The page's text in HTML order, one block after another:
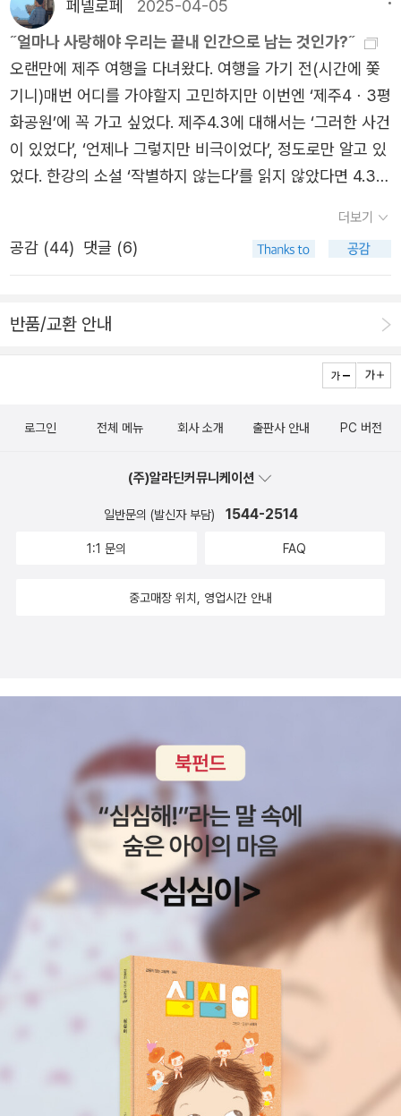
들이 어떻게 삶을 이어왔으며, 제주는 어떻게 복원되었는가
였다. 4․3이 하나의 사건이면서 3만 개의 사건이라고 불리
는 이유, 희생당한 사람과 살아남은 사람, 학살자와 누군가
를 살린 사람, 진상규명과 기억에 앞장선 사람…. 즉 ‘4·3과
사람들’로 저자의 관심이 넓고 깊어졌다. 3장에서는 4·3이
라는 가혹한 환경에 던져졌던 어린이들의 고난과 극복의 삶
을 저자의 가족사를 통해 그리고 있다. 8살과 5살이었던 어
수 있는 한 아이를 많이 낳아 든든한 공동체를 이루기로 다
짐했고, 그렇게 태어난 아이들은 ‘형제 책임주의’라는 가르
침대로 4․3의 폐허를 딛고 거친 세파에 맞서 똘똘 뭉쳐 성장
마나 무자비하게 악을 행할 수 있는지를 보여주는 사건이지
만 반대로 사람이 얼마나 정의롭고 용기 있는 결단을 내릴
수 있는지 증명해 주는 역사라고 저자는 말하고 있다. 그는
념화했다. 자신의 목숨을 걸고 무고한 사람들을 살린 의인
4․3이 우리에게 남긴 것: 평화·인권·정의·통일의 가치, 시민
성 확장과 회복적 정의 ‘4․3은 무엇일까’라는 의문에 서서히
이제 저자의 생각은 ‘4․3이 우리에게 남긴 것은 무엇일까’라
하고 있다. 첫째, 4·3은 어떤 목적으로든 국가폭력은 용납될
수 없다는 것을 증명하는 평화의 교재다. 둘째, 사람의 목숨
은 이 세상 무엇과도 바꿀 수 없는 소중한 것이고 삶은 어떤
상황에서도 절대로 훼손돼선 안 되는 것임을 보여주는 인권
의 교재다. 셋째, 정의가 망각될 때 한 사회가 어떻게 망가지
고 삶이 유린되는지 보여주는 정의의 교재다. 특히 4․3은 분
단과 냉전이라는 역사의 소용돌이 속에서 수많은 제주도민
의 목숨을 앗아 간 한국현대사의 참극이지만, 이제는 역사의
상처를 교훈 삼아 평화와 인권이라는 인류 보편의 가치, 그
리고 통일이라는 우리 시대의 과제를 일깨워 주는 상징이 되
고 있다고 저자는 강조한다. 더불어 저자는 4·3의 교훈이 시
민성을 확장하고 회복적 정의로 나아가게 하는 원동력이라
고 말한다. 시민성은 앞서 언급한 ‘선의 시민성’을 포함해 세
계시민성을 뜻한다. ‘세계시민’이란 나와 다른 문화와 배경을
고 가셨다. 그리고 그때 나보다 놀란 사람들은 같이 제주에
오셨던 통역 선생님들이였다.두분은 나의 오랜 지인들로 세
계시민교육에 대해 오랫동안 스터디를 해온 모임의 멤버였
다.다시 두분을 서울에서 뵈었을 때, 두분은 준비를 못하고
제주 4.3 을 마주하게 되어 감정을 주체할 수가 없었다고 한
다.다른 나라 사람덕분에 4.3유직지를 가보게 되었다는 자
괴감...정작 제주 4.3에 관심을 갖지 못했다는 죄책감...그리
게 우리 모임은 제주 4.3에 대해 공부하고, 제주로 직접 답
이책이였다.가장 큰 이유는 일단 책이 잘 읽혔기 떄문이였
열해 놓은 경우가 많았다.아니면 어떤 면에서는 감정의 과잉
이 되어 솔직히 읽기가 힘든 책들도 있었다. 그렇지만, 이 책
은 저자의 어린 시절 경험과 여러번 크로스체크된 사실을 바
서 다가왔기 때문에 읽기가 편했다.그것은 저자가 그 만큼
가장 효율적일지를 치열하게 고민한 결과를 바탕으로 쓰여
진 글이라 가능한 일이다.그래서 제주 4.3을 잘아는 사람들
제주 4.3을 발견하면서 읽을 수 있었다. 그리고 그보다 더
우리는 4.3이라는 과거와 어떤 대화를 할 수 있을까?그에
대해 이책은 공동체의 회복과 시민성, 그리고 회복적 정의를
이야기한다.이는 여러 4.3을 다룬 책 중에서 이책만이 줄 수
있는 새로운 관점이다. '4.3은 삼만명이 죽은 하나의 사건이
아니라 삼만명에 대한 삼만개의 사건이다'라고 추천사를 쓰
신 현기영 선생님의 말씀처럼저자는 본인의 가족들을 비롯
해 제주에 살았던 사람들의 이야기를 통해 어떻게 살아남았
는지, 그리고 살아남은 제주 사람들이 어떻게 상처위에 공동
체를 세웠는지를 보여주었다.그리고 그 공동체는 기어이 국
가 폭력으로부터 사과와 특별법 제정이라는 구체적인 결과
를 이끌어 냈고, 그래서 제주4.3 회복적 정의의 모범이 될
수 있다고 의미를 부여한다. 비극이 비극에서 멈춰 서 있게
하는 것이 아니라 비슷한 종류의 비극들에게도 어떻게 해결
할 수 있는지를, '상처입은 치유자'의 모습으로 보여줄 수 있
페넬로페 2025-04-05
˝얼마나 사랑해야 우리는 끝내 인간으로 남는 것인가?˝
오랜만에 제주 여행을 다녀왔다. 여행을 가기 전(시간에 쫓
기니)매번 어디를 가야할지 고민하지만 이번엔 ‘제주4ㆍ3평
화공원’에 꼭 가고 싶었다. 제주4.3에 대해서는 ‘그러한 사건
이 있었다’, ‘언제나 그렇지만 비극이었다’, 정도로만 알고 있
었다. 한강의 소설 ‘작별하지 않는다’를 읽지 않았다면 4.3과
어있는 ‘평화’라는 말이 참 얄궂다. 평화롭지 않았던 우리의
역사적 비극에 붙인 ‘평화’는 미래에만 존재할 수 있는 단어
0고지를 지나는 길가의 가지만 무성한, ‘희끗한 살갗이 함부
로 벗겨진 것 같은’ 나무들에 눈이 쌓인 광경을 상상한다. 무
릎이 잠길 만큼 눈이 많이 쌓이면 저 나무들은 경하가 꿈에
서 본 ‘수천 명의 남녀들과 야윈 아이들이 어깨를 웅크린 채
목소리로 들을 수밖에 없는, 경험해보지 않은 역사적 사건인
바라보는 고통은 아무리 상상해도 그 아픔을 그대로 느낄 수
없다. 한강은 먼저 인선의 손가락 절단으로 인한 치료에 대
친 인선의 손가락은 3주 동안 3분마다 아직 피가 굳지 않은
가해지는 아픔이 책을 읽는 나에게도 전해졌다. 찌릿찌릿하
게 몸서리가 들고 소름이 돋았다. 인선의 손가락 봉합과 통
증으로 인한 고통은 4.3의 희생자와 남겨진 유족들의 아픔
에 대한 너무나도 적절한 비유였다. 차가운 시체 위에 떨어
져 녹지 않는 눈송이처럼, 그들에게 끝나지 않을 트라우마는
3분마다 인선의 손가락을 찌르는 바늘과 같은 것이었다. 이
책의 중간쯤에서 본격적 4.3이 시작된다. 인선의 엄마와 아
버지, 외삼촌, 몰살되고 불 탄 마을, 제주공항 활주로 아래의
유골, 총살당해 구덩이에 빠져 흙이 덮이면서도 숨이 붙어
있었던 사람, 전쟁 발발 직후 제주에서 예비검속돼 총살된
천여 명의 사람, 제주에 투입된 서북청년단, 제주의 빨갱이
들을 절멸하려는 목적, 일제때 부역하던 고등계 형사, 재판
없이 수감되고 제주에서 육지로 이감된 사람들, 그 겨울 삼
만 명의 사람들이 섬에서 살해되고, 이듬해 여름 육지에서
더보기
공감 (44) 댓글 (6)
반품/교환 안내
로그인 전체 메뉴 회사 소개 출판사 안내 PC 버전
(주)알라딘커뮤니케이션
일반문의 (발신자 부담) 1544-2514
1:1 문의 FAQ
중고매장 위치, 영업시간 안내